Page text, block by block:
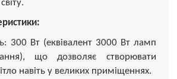
300 Вт (еквівалент 3000 Вт ламп
що дозволяє створювати
навіть у великих приміщеннях.